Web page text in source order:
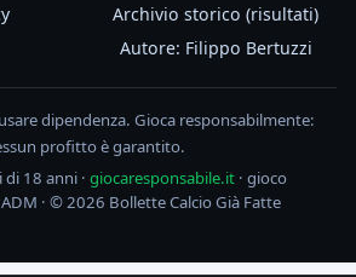
Archivio storico (risultati)
Autore: Filippo Bertuzzi
dipendenza. Gioca responsabilmente:
profitto è garantito.
18 anni · giocaresponsabile.it· gioco
· © 2026 Bollette Calcio Già Fatte